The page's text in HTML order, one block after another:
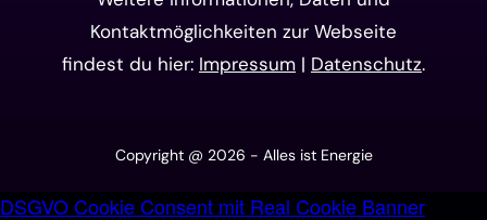
Kontaktmöglichkeiten zur Webseite
findest du hier: Impressum | Datenschutz.
Copyright @ 2026 - Alles ist Energie
DSGVO Cookie Consent mit Real Cookie Banner